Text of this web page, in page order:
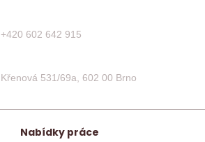
+420 602 642 915
Křenová 531/69a, 602 00 Brno
Nabídky práce